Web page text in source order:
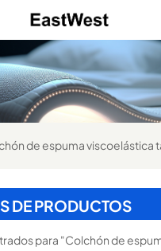
de espuma viscoelástica
DE PRODUCTOS
para "Colchón de